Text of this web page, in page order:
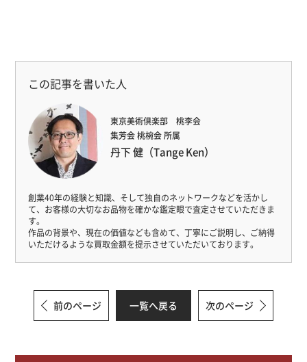
この記事を書いた人
東京美術倶楽部 桃李会
集芳会 桃椀会 所属
丹下 健（Tange Ken）
創業40年の経験と知識、そして独自のネットワークなどを活かし
て、 お客様の大切なお品物を確かな鑑定眼で査定させていただきま
す。
作品の背景や、現在の価値なども含めて、丁寧にご説明し、 ご納得
いただけるような買取金額を提示させていただいております。
前のページ 一覧へ戻る 次のページ